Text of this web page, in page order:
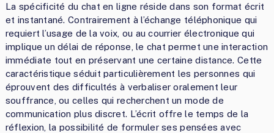
La spécificité du chat en ligne réside dans son format écrit
et instantané. Contrairement à l’échange téléphonique qui
requiert l’usage de la voix, ou au courrier électronique qui
implique un délai de réponse, le chat permet une interaction
immédiate tout en préservant une certaine distance. Cette
caractéristique séduit particulièrement les personnes qui
éprouvent des difficultés à verbaliser oralement leur
souffrance, ou celles qui recherchent un mode de
communication plus discret. L’écrit offre le temps de la
réflexion, la possibilité de formuler ses pensées avec